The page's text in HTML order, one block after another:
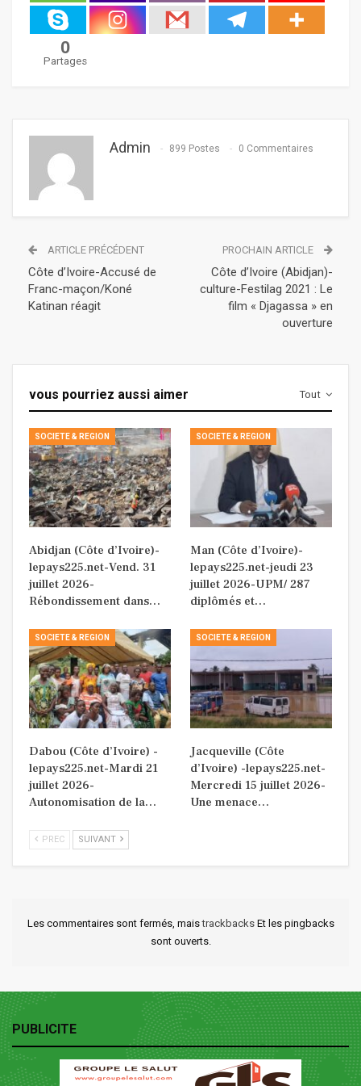
0
Partages
Admin 899 Postes 0 Commentaires
ARTICLE PRÉCÉDENT
Côte d’Ivoire-Accusé de
Franc-maçon/Koné
Katinan réagit
PROCHAIN ARTICLE
Côte d’Ivoire (Abidjan)-
culture-Festilag 2021 : Le
film « Djagassa » en
ouverture
Tout
vous pourriez aussi aimer
SOCIETE & REGION
Abidjan (Côte d’Ivoire)-
lepays225.net-Vend. 31
juillet 2026-
Rébondissement dans…
SOCIETE & REGION
Man (Côte d’Ivoire)-
lepays225.net-jeudi 23
juillet 2026-UPM/ 287
diplômés et…
SOCIETE & REGION
Dabou (Côte d’Ivoire) -
lepays225.net-Mardi 21
juillet 2026-
Autonomisation de la…
SOCIETE & REGION
Jacqueville (Côte
d’Ivoire) -lepays225.net-
Mercredi 15 juillet 2026-
Une menace…
PREC SUIVANT
Les commentaires sont fermés, maistrackbacks Et les pingbacks
sont ouverts.
PUBLICITE